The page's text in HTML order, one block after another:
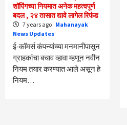
शॉपिंगच्या नियमात अनेक महत्वपूर्ण
बदल , २४ तासात द्यावे लागेल रिफंड
7 years ago Mahanayak
News Updates
ई-कॉमर्स कंपन्यांच्या मनमानीपासून
ग्राहकांचा बचाव व्हावा म्हणून नवीन
नियम तयार करण्यात आले असून हे
नियम…